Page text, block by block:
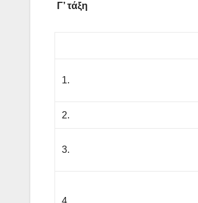
Γ’ τάξη
1.
2.
3.
4.